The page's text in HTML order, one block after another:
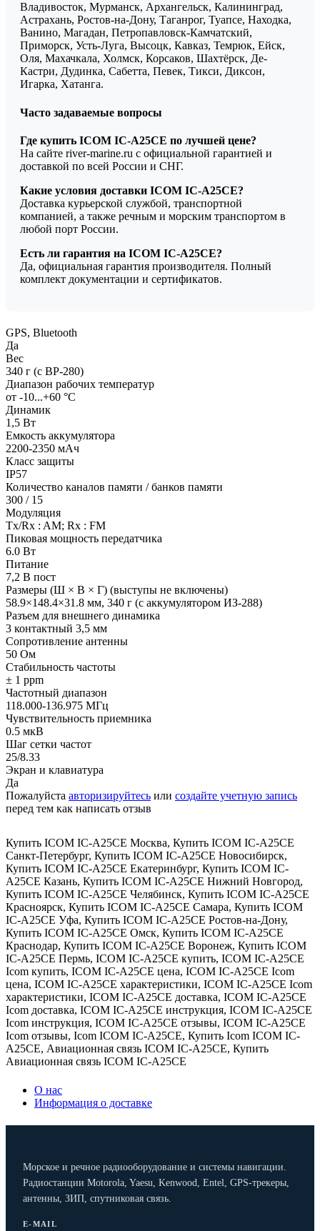
Владивосток, Мурманск, Архангельск, Калининград,
Астрахань, Ростов-на-Дону, Таганрог, Туапсе, Находка,
Ванино, Магадан, Петропавловск-Камчатский,
Приморск, Усть-Луга, Высоцк, Кавказ, Темрюк, Ейск,
Оля, Махачкала, Холмск, Корсаков, Шахтёрск, Де-
Кастри, Дудинка, Сабетта, Певек, Тикси, Диксон,
Игарка, Хатанга.
Часто задаваемые вопросы
Где купить ICOM IC-A25CE по лучшей цене?
На сайте river-marine.ru с официальной гарантией и
доставкой по всей России и СНГ.
Какие условия доставки ICOM IC-A25CE?
Доставка курьерской службой, транспортной
компанией, а также речным и морским транспортом в
любой порт России.
Есть ли гарантия на ICOM IC-A25CE?
Да, официальная гарантия производителя. Полный
комплект документации и сертификатов.
GPS, Bluetooth
Да
Вес
340 г (с BP-280)
Диапазон рабочих температур
от -10...+60 °С
Динамик
1,5 Вт
Емкость аккумулятора
2200-2350 мАч
Класс защиты
IP57
Количество каналов памяти / банков памяти
300 / 15
Модуляция
Tx/Rx : AM; Rx : FM
Пиковая мощность передатчика
6.0 Вт
Питание
7,2 В пост
Размеры (Ш × В × Г) (выступы не включены)
58.9×148.4×31.8 мм, 340 г (с аккумулятором ИЗ-288)
Разъем для внешнего динамика
3 контактный 3,5 мм
Сопротивление антенны
50 Ом
Стабильность частоты
± 1 ppm
Частотный диапазон
118.000-136.975 МГц
Чувствительность приемника
0.5 мкВ
Шаг сетки частот
25/8.33
Экран и клавиатура
Да
Пожалуйста авторизируйтесь или создайте учетную запись
перед тем как написать отзыв
Купить ICOM IC-A25CE Москва, Купить ICOM IC-A25CE
Санкт-Петербург, Купить ICOM IC-A25CE Новосибирск,
Купить ICOM IC-A25CE Екатеринбург, Купить ICOM IC-
A25CE Казань, Купить ICOM IC-A25CE Нижний Новгород,
Купить ICOM IC-A25CE Челябинск, Купить ICOM IC-A25CE
Красноярск, Купить ICOM IC-A25CE Самара, Купить ICOM
IC-A25CE Уфа, Купить ICOM IC-A25CE Ростов-на-Дону,
Купить ICOM IC-A25CE Омск, Купить ICOM IC-A25CE
Краснодар, Купить ICOM IC-A25CE Воронеж, Купить ICOM
IC-A25CE Пермь, ICOM IC-A25CE купить, ICOM IC-A25CE
Icom купить, ICOM IC-A25CE цена, ICOM IC-A25CE Icom
цена, ICOM IC-A25CE характеристики, ICOM IC-A25CE Icom
характеристики, ICOM IC-A25CE доставка, ICOM IC-A25CE
Icom доставка, ICOM IC-A25CE инструкция, ICOM IC-A25CE
Icom инструкция, ICOM IC-A25CE отзывы, ICOM IC-A25CE
Icom отзывы, Icom ICOM IC-A25CE, Купить Icom ICOM IC-
A25CE, Авиационная связь ICOM IC-A25CE, Купить
Авиационная связь ICOM IC-A25CE
О нас
Информация о доставке
Морское и речное радиооборудование и системы навигации.
Радиостанции Motorola, Yaesu, Kenwood, Entel, GPS-трекеры,
антенны, ЗИП, спутниковая связь.
E-MAIL